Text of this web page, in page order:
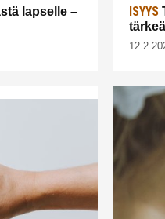
lapselle –
ISYYS